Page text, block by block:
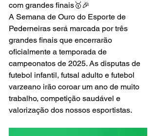
com grandes finais🥇🎉
A Semana de Ouro do Esporte de
Pederneiras será marcada por três
grandes finais que encerrarão
oficialmente a temporada de
campeonatos de 2025. As disputas de
futebol infantil, futsal adulto e futebol
varzeano irão coroar um ano de muito
trabalho, competição saudável e
valorização dos nossos esportistas.